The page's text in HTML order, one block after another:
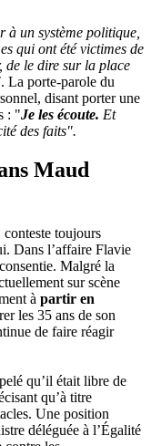
un système politique,
qui ont été victimes de
de le dire sur la place
. La porte-parole du
disant porter une
: "Je les écoute. Et
des faits".
Maud
conteste toujours
Dans l’affaire Flavie
Malgré la
sur scène
à partir en
les 35 ans de son
de faire réagir
qu’il était libre de
qu’à titre
Une position
déléguée à l’Égalité